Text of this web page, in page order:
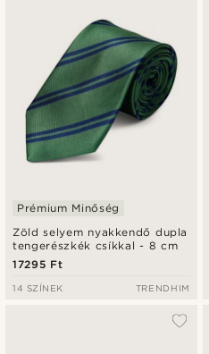
Zöld selyem nyakkendő dupla
tengerészkék csíkkal - 8 cm
Prémium Minőség
17295 Ft
14 SZÍNEK TRENDHIM